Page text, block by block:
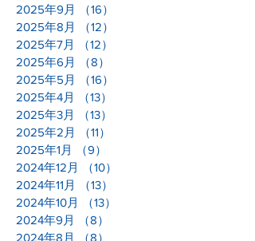
2025年9月
（16）
2025年8月
（12）
2025年7月
（12）
2025年6月
（8）
2025年5月
（16）
2025年4月
（13）
2025年3月
（13）
2025年2月
（11）
2025年1月
（9）
2024年12月
（10）
2024年11月
（13）
2024年10月
（13）
2024年9月
（8）
2024年8月
（8）